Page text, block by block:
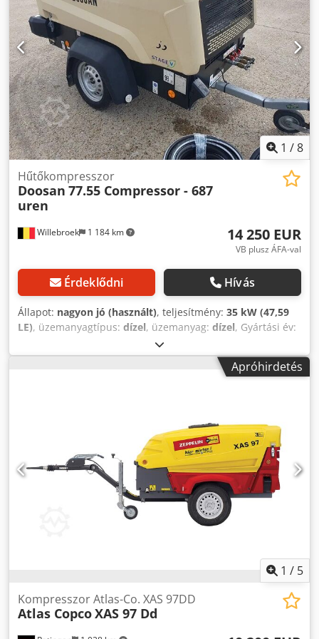
mentén, az antwerpeni kikötő közelében található.
Nyitvatartás: hétfőtől péntekig folyamatosan 8:30-tól 19:00-
ig.
1 /8
Willebroek 1 184 km
Hűtőkompresszor
Doosan 77.55 Compressor - 687
uren
14 250 EUR
VB plusz ÁFA-val
Érdeklődni Hívás
Állapot: nagyon jó (használt), teljesítmény: 35 kW (47,59
LE), üzemanyagtípus: dízel, üzemanyag: dízel, Gyártási év:
, Doosan 77.55 kompresszor – 3000
ford./perc – 8,6 bar – 35,5 kW – súly 750 kg – 687 üzemóra –
új tömlőkkel és kalapácsokkal = További információk =
forduljon Miguel Cubashoz. = Céginformációk = Antwerpen
és Brüsszel között, az A12-es autópálya mentén, az
antwerpeni kikötő közelében található cégünk.
Nyitvatartás: hétfőtől péntekig folyamatosan, reggel 8:30-
Apróhirdetés
1 / 5
Kompresszor Atlas-Co. XAS 97DD
Atlas CopcoXAS 97 Dd